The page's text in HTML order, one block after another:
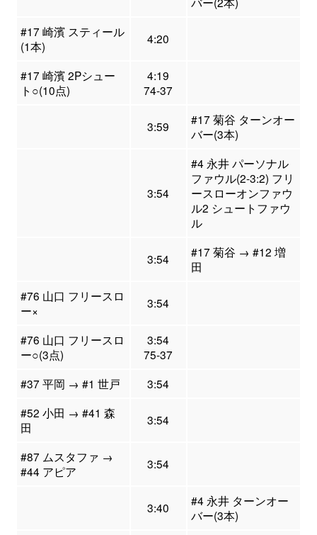
#17 崎濱 スティール
(1本)
4:20
#17 崎濱 2Pシュー
ト○(10点)
4:19
74-37
3:59
#17 菊谷 ターンオー
バー(3本)
3:54
#4 永井 パーソナル
ファウル(2-3:2) フリ
ースローオンファウ
ル2 シュートファウ
ル
3:54
#17 菊谷 → #12 増
田
#76 山口 フリースロ
ー×
3:54
#76 山口 フリースロ
ー○(3点)
3:54
75-37
#37 平岡 → #1 世戸
3:54
#52 小田 → #41 森
田
3:54
#87 ムスタファ →
#44 アピア
3:54
3:40
#4 永井 ターンオー
バー(3本)